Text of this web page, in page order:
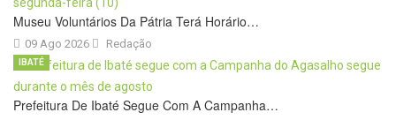
Museu Voluntários Da Pátria Terá Horário…
09 Ago 2026 Redação
Prefeitura De Ibaté Segue Com A Campanha…
IBATÉ